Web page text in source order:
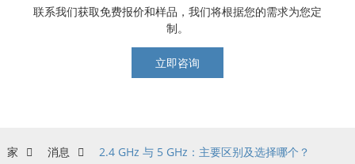
联系我们获取免费报价和样品，我们将根据您的需求为您定
制。
立即咨询
家 消息 2.4 GHz 与 5 GHz：主要区别及选择哪个？